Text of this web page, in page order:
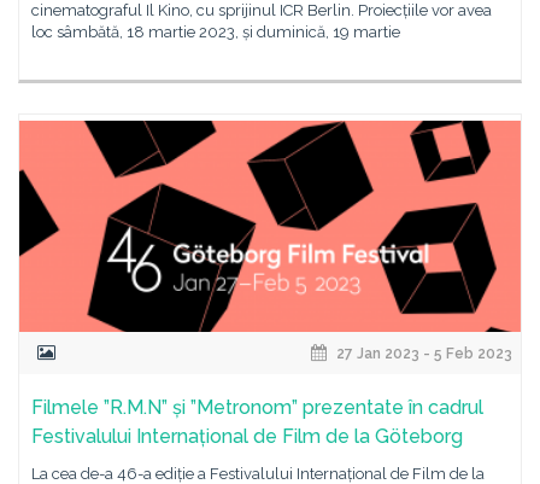
cinematograful Il Kino, cu sprijinul ICR Berlin. Proiecțiile vor avea
loc sâmbătă, 18 martie 2023, și duminică, 19 martie
27 Jan 2023 - 5 Feb 2023
Filmele ”R.M.N” și ”Metronom” prezentate în cadrul
Festivalului Internațional de Film de la Göteborg
La cea de-a 46-a ediție a Festivalului Internațional de Film de la